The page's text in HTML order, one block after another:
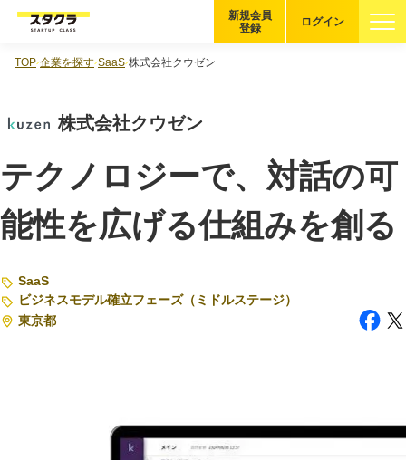
企業を探す
適性診断 無料・5分
スタクラが選ばれる理由
紹介する企業について
注目スタートアップ
ログイン
新規会員
登録
TOP 企業を探す SaaS 株式会社クウゼン
株式会社クウゼン
テクノロジーで、対話の可
能性を広げる仕組みを創る
SaaS
ビジネスモデル確立フェーズ（ミドルステージ）
東京都